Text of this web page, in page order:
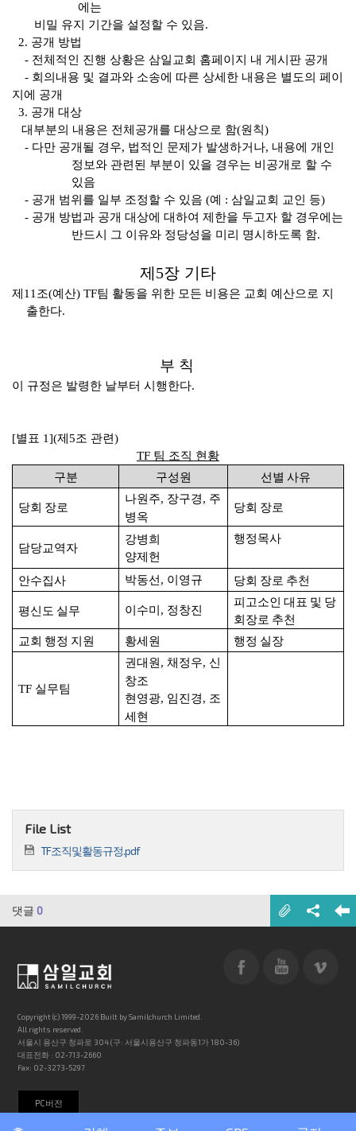
에는
비밀 유지 기간을 설정할 수 있음.
2. 공개 방법
- 전체적인 진행 상황은 삼일교회 홈페이지 내 게시판 공개
- 회의내용 및 결과와 소송에 따른 상세한 내용은 별도의 페이
지에 공개
3. 공개 대상
대부분의 내용은 전체공개를 대상으로 함(원칙)
- 다만 공개될 경우, 법적인 문제가 발생하거나, 내용에 개인
정보와 관련된 부분이 있을 경우는 비공개로 할 수
있음
- 공개 범위를 일부 조정할 수 있음 (예 : 삼일교회 교인 등)
- 공개 방법과 공개 대상에 대하여 제한을 두고자 할 경우에는
반드시 그 이유와 정당성을 미리 명시하도록 함.
제 5장 기타
제 11 조(예산) TF팀 활동을 위한 모든 비용은 교회 예산으로 지
출한다.
부 칙
이 규정은 발령한 날부터 시행한다.
[별표 1](제 5조 관련)
TF 팀 조직 현황
구분 구성원 선별 사유
당회 장로
나원주, 장구경, 주
병옥
당회 장로
담당교역자
강병희
양제헌
행정목사
안수집사 박동선, 이영규 당회 장로 추천
평신도 실무 이수미, 정창진
피고소인 대표 및 당
회장로 추천
교회 행정 지원
황세원 행정 실장
TF 실무팀
권대원, 채정우, 신
창조
현영광, 임진경, 조
세현
File List
TF조직및활동규정.pdf
댓글 0
Copyright (c) 1999-2026 Built by Samilchurch Limited.
All rights reserved.
서울시 용산구 청파로 304 (구: 서울시용산구 청파동1가 180-36)
대표전화 : 02-713-2660
Fax: 02-3273-5297
PC버전